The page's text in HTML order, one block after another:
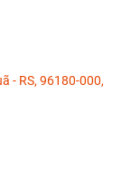
- RS, 96180-000,